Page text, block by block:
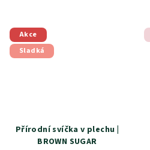
Akce
Sladká
Přírodní svíčka v plechu |
BROWN SUGAR